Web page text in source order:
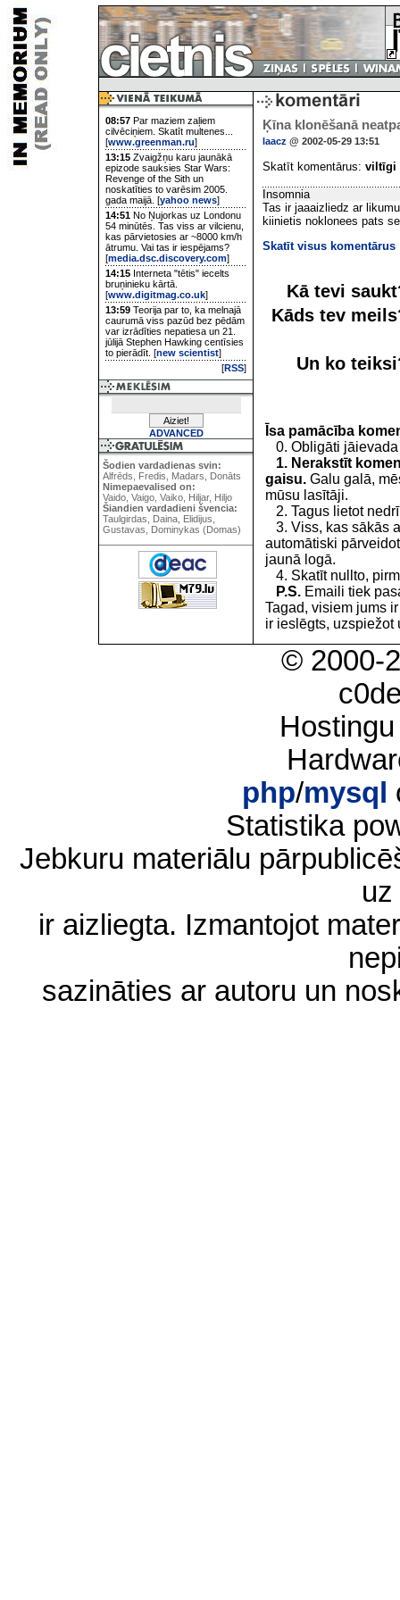
08:57 Par maziem zaļiem
cilvēciņiem. Skatīt multenes...
[www.greenman.ru]
13:15 Zvaigžņu karu jaunākā
epizode sauksies Star Wars:
Revenge of the Sith un
noskatīties to varēsim 2005.
gada maijā. [yahoo news]
14:51 No Ņujorkas uz Londonu
54 minūtēs. Tas viss ar vilcienu,
kas pārvietosies ar ~8000 km/h
ātrumu. Vai tas ir iespējams?
[media.dsc.discovery.com]
14:15 Interneta "tētis" iecelts
bruņinieku kārtā.
[www.digitmag.co.uk]
13:59 Teorija par to, ka melnajā
caurumā viss pazūd bez pēdām
var izrādīties nepatiesa un 21.
jūlijā Stephen Hawking centīsies
to pierādīt. [new scientist]
[RSS]
ADVANCED
Šodien vardadienas svin:
Alfrēds, Fredis, Madars, Donāts
Nimepaevalised on:
Vaido, Vaigo, Vaiko, Hiljar, Hiljo
Šiandien vardadieni švencia:
Taulgirdas, Daina, Elidijus,
Gustavas, Dominykas (Domas)
Ķīna klonēšanā
laacz @ 2002-05-29 13:51
Skatīt komentārus: viltīgi
Insomnia
Tas ir jaaaizliedz ar
kiinietis noklonees pats
Skatīt visus komentārus
Kā tevi
Kāds tev
Un ko
Īsa pamācība
0. Obligāti jāievada
1. Nerakstīt
gaisu. Galu galā,
mūsu lasītāji.
2. Tagus lietot
3. Viss, kas sākās
automātiski
jaunā logā.
4. Skatīt nullto,
P.S. Emaili tiek
Tagad, visiem jums
ir ieslēgts, uzspiežot
© 2000-
php/mysql
Statistika
Jebkuru materiālu
ir aizliegta. Izmantojot
sazināties ar autoru un